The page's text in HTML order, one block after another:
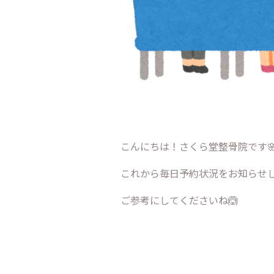
こんにちは！さくら堂整骨院です
これから毎日予約状況をお知らせ
ご参考にしてくださいね🙆